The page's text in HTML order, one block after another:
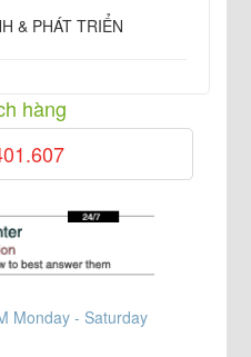
& PHÁT TRIỂN
hàng
Monday - Saturday